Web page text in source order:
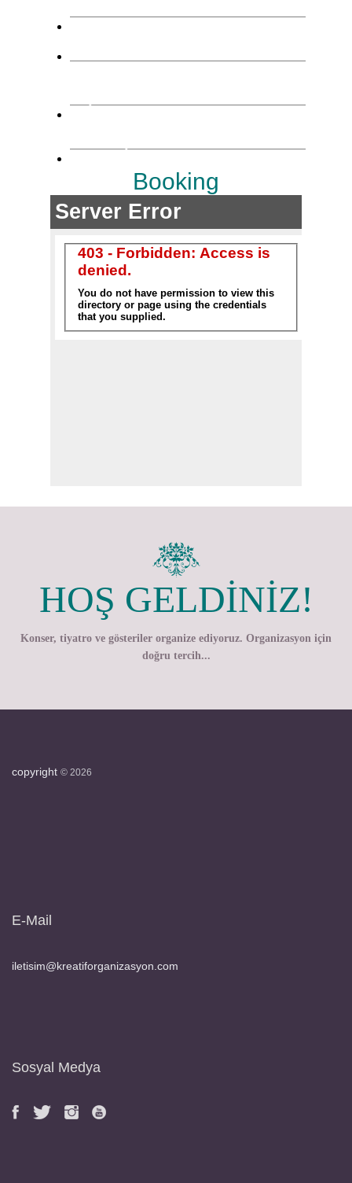
Booking
HOŞ GELDİNİZ!
Konser, tiyatro ve gösteriler organize ediyoruz. Organizasyon için
doğru tercih...
copyright © 2026
E-Mail
iletisim@kreatiforganizasyon.com
Sosyal Medya